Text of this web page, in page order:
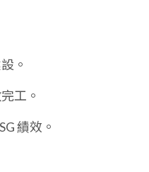
。
工。
績效。